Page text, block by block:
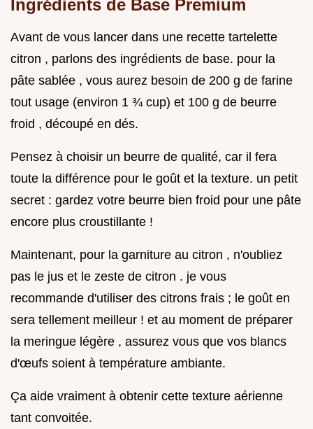
Ingrédients de Base Premium
Avant de vous lancer dans une recette tartelette
citron , parlons des ingrédients de base. pour la
pâte sablée , vous aurez besoin de 200 g de farine
tout usage (environ 1 ¾ cup) et 100 g de beurre
froid , découpé en dés.
Pensez à choisir un beurre de qualité, car il fera
toute la différence pour le goût et la texture. un petit
secret : gardez votre beurre bien froid pour une pâte
encore plus croustillante !
Maintenant, pour la garniture au citron , n'oubliez
pas le jus et le zeste de citron . je vous
recommande d'utiliser des citrons frais ; le goût en
sera tellement meilleur ! et au moment de préparer
la meringue légère , assurez vous que vos blancs
d'œufs soient à température ambiante.
Ça aide vraiment à obtenir cette texture aérienne
tant convoitée.